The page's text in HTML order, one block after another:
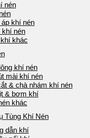
nén
khí nén
khí nén
khác
khí nén
mài khí nén
& chà nhám khí nén
& bơm khí
khác
Tùng Khí Nén
dẫn khí